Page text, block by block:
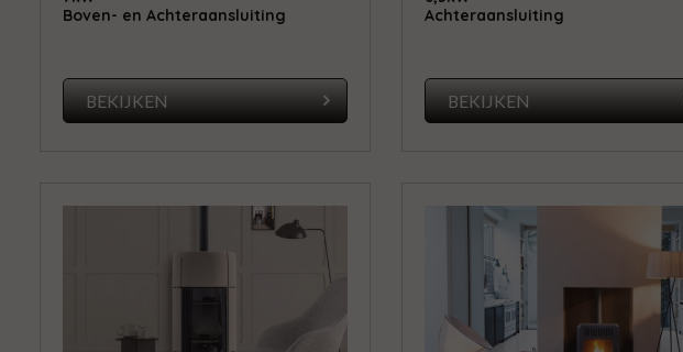
Boven- en Achteraansluiting
BEKIJKEN
Achteraansluiting
BEKIJKEN